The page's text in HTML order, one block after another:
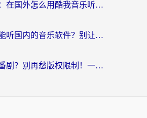
海外党必看：在国外怎么用酷我音乐听音乐？告别“地区不支持”的实用指南
在国外怎么能听国内的音乐软件？别让版权限制断了你的“中文歌单”
国外怎么看番剧？别再愁版权限制！一个工具解决所有回国追剧难题